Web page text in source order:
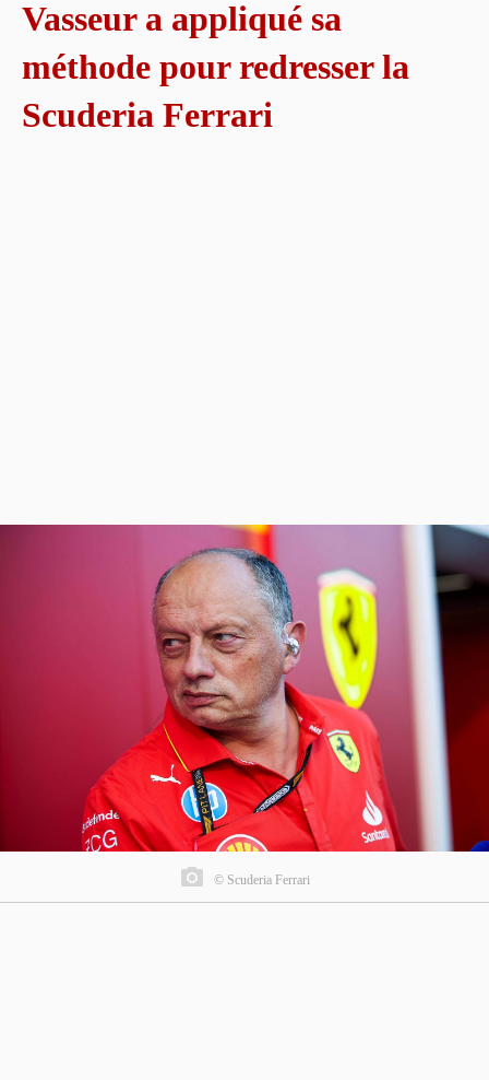
Vasseur a appliqué sa
méthode pour redresser la
Scuderia Ferrari
© Scuderia Ferrari